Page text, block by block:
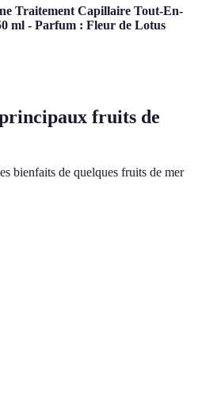
Traitement Capillaire Tout-En-
ml - Parfum : Fleur de Lotus
fruits de
bienfaits de quelques fruits de mer